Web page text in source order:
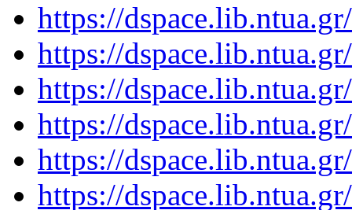
https://
https://
https://
https://
https://
https://